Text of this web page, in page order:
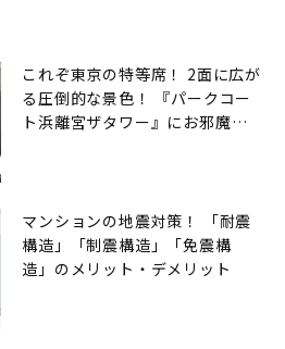
これぞ東京の特等席！ 2面に広が
る圧倒的な景色！ 『パークコー
ト浜離宮ザタワー』にお邪魔し
マンションの地震対策！ 「耐震
構造」「制震構造」「免震構
造」のメリット・デメリット